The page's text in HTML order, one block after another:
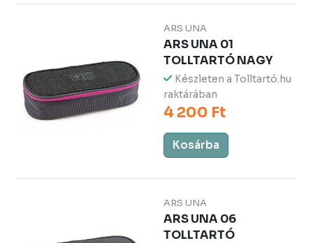
ARS UNA
ARS UNA 01
TOLLTARTÓ NAGY
Készleten a Tolltartó.hu
raktárában
4 200 Ft
Kosárba
ARS UNA
ARS UNA 06
TOLLTARTÓ